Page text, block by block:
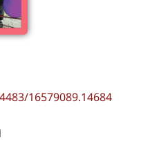
16579089.14684